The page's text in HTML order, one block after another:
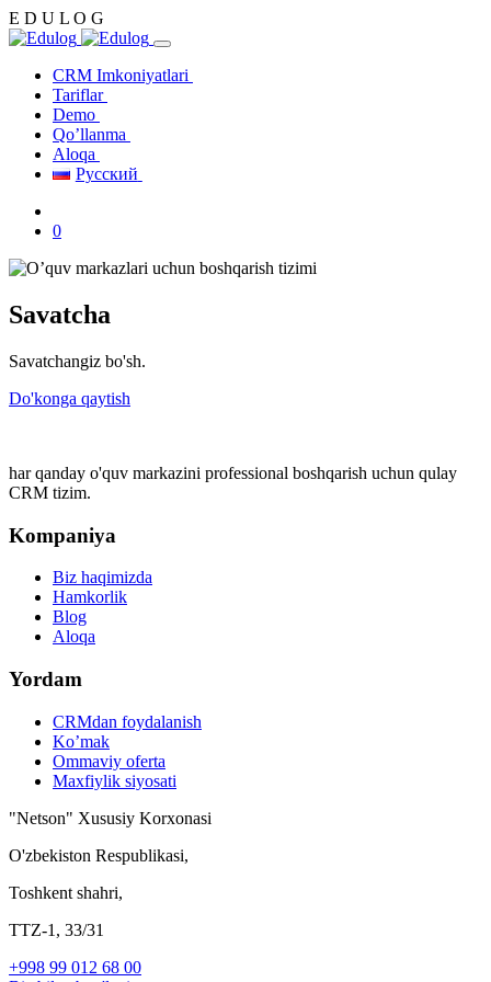
E D U L O G
CRM Imkoniyatlari
Tariflar
Demo
Qo’llanma
Aloqa
Русский
0
Savatcha
Savatchangiz bo'sh.
Do'konga qaytish
har qanday o'quv markazini professional boshqarish uchun qulay
CRM tizim.
Kompaniya
Biz haqimizda
Hamkorlik
Blog
Aloqa
Yordam
CRMdan foydalanish
Ko’mak
Ommaviy oferta
Maxfiylik siyosati
"Netson" Xususiy Korxonasi
O'zbekiston Respublikasi,
Toshkent shahri,
TTZ-1, 33/31
+998 99 012 68 00